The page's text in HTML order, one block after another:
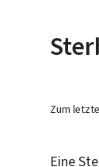
Zum
Eine